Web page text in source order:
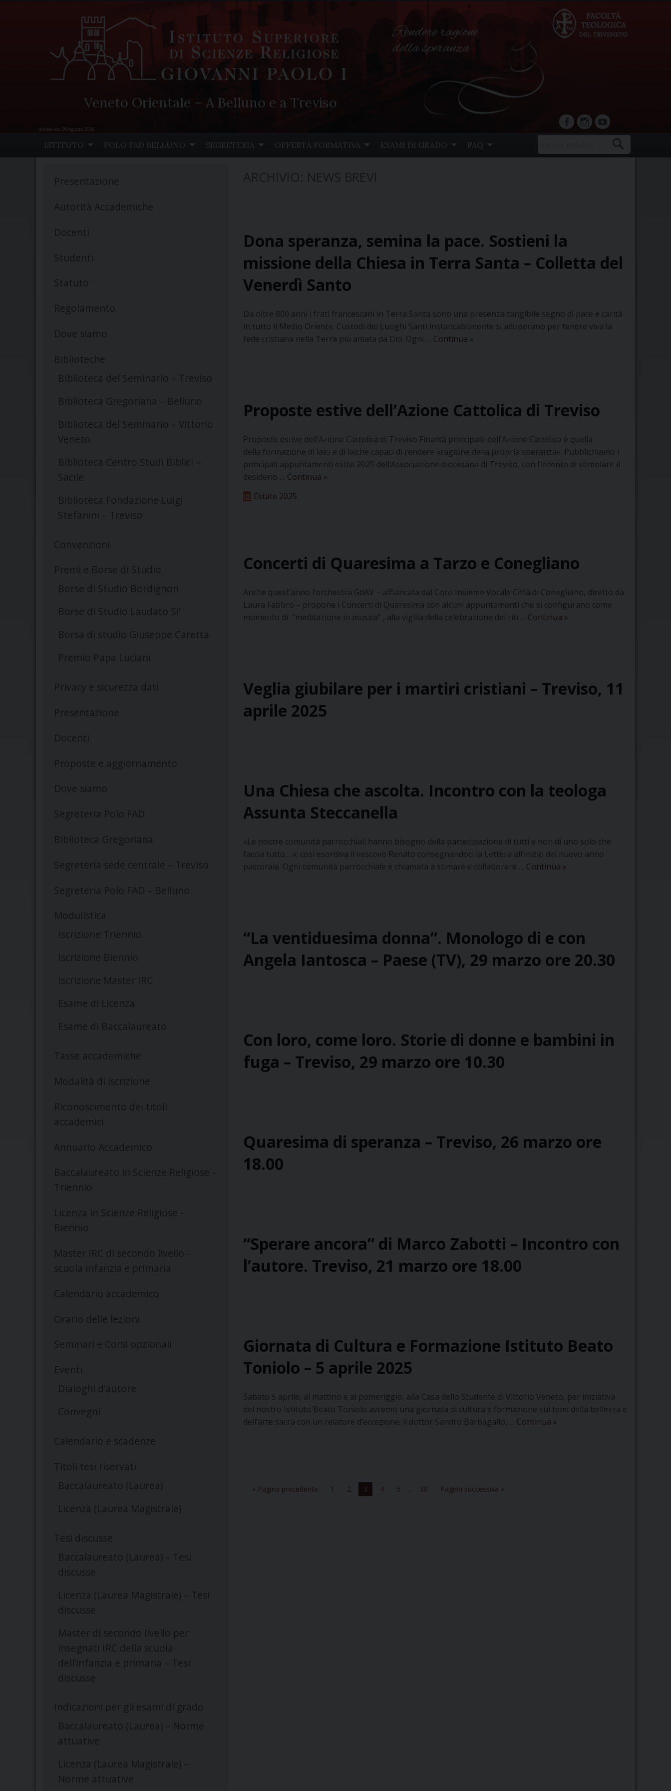
Veneto Orientale – A Belluno e a Treviso
Rendere ragione
della speranza
facebookInstagram
YouTube
domenica, 09 Agosto 2026
ISTITUTO POLO FAD BELLUNO SEGRETERIA OFFERTA FORMATIVA ESAMI DI GRADO FAQ
Dona speranza, semina la pace. Sostieni la
missione della Chiesa in Terra Santa – Colletta del
Venerdì Santo
Da oltre 800 anni i frati francescani in Terra Santa sono una presenza tangibile segno di pace e carità
in tutto il Medio Oriente. Custodi dei Luoghi Santi instancabilmente si adoperano per tenere viva la
fede cristiana nella Terra più amata da Dio. Ogni … Continua Dona
Sostieni
la
della
Chiesa
in
»
Proposte estive dell’Azione Cattolica di Treviso
Proposte estive dell’Azione Cattolica di Treviso Finalità principale dell’Azione Cattolica è quella
della formazione di laici e di laiche capaci di rendere «ragione della propria speranza». Pubblichiamo i
principali appuntamenti estivi 2025 dell’Associazione diocesana di Treviso, con l’intento di stimolare il
desiderio … Continua Proposte
»
Estate 2025
Concerti di Quaresima a Tarzo e Conegliano
Anche quest’anno l’orchestra GdAV – affiancata dal Coro Insieme Vocale Città di Conegliano, diretto da
Laura Fabbro – propone i Concerti di Quaresima con alcuni appuntamenti che si configurano come
momento di “meditazione in musica” , alla vigilia della celebrazione dei riti … Continua Concerti
Conegliano
»
Veglia giubilare per i martiri cristiani – Treviso, 11
aprile 2025
Una Chiesa che ascolta. Incontro con la teologa
Assunta Steccanella
«Le nostre comunità parrocchiali hanno bisogno della partecipazione di tutti e non di uno solo che
faccia tutto… »: così esordiva il vescovo Renato consegnandoci la Lettera all’inizio del nuovo anno
pastorale. Ogni comunità parrocchiale è chiamata a stimare e collaborare … Continua Una
la
teologa
Assunta
»
“La ventiduesima donna”. Monologo di e con
Angela Iantosca – Paese (TV), 29 marzo ore 20.30
Con loro, come loro. Storie di donne e bambini in
fuga – Treviso, 29 marzo ore 10.30
Quaresima di speranza – Treviso, 26 marzo ore
18.00
“Sperare ancora” di Marco Zabotti – Incontro con
l’autore. Treviso, 21 marzo ore 18.00
Giornata di Cultura e Formazione Istituto Beato
Toniolo – 5 aprile 2025
Sabato 5 aprile, al mattino e al pomeriggio, alla Casa dello Studente di Vittorio Veneto, per iniziativa
del nostro Istituto Beato Toniolo avremo una giornata di cultura e formazione sui temi della bellezza e
dell’arte sacra con un relatore d’eccezione: il dottor Sandro Barbagallo, … Continua Giornata
»
« Pagina precedente 1 2 3 4 5 38 Pagina successiva »
Presentazione
Autorità Accademiche
Docenti
Studenti
Statuto
Regolamento
Dove siamo
Biblioteche
Biblioteca del Seminario – Treviso
Biblioteca Gregoriana – Belluno
Biblioteca del Seminario – Vittorio
Veneto
Biblioteca Centro Studi Biblici –
Sacile
Biblioteca Fondazione Luigi
Stefanini – Treviso
Convenzioni
Premi e Borse di Studio
Borse di Studio Bordignon
Borse di Studio Laudato Si’
Borsa di studio Giuseppe Caretta
Premio Papa Luciani
Privacy e sicurezza dati
Presentazione
Docenti
Proposte e aggiornamento
Dove siamo
Segreteria Polo FAD
Biblioteca Gregoriana
Segreteria sede centrale – Treviso
Segreteria Polo FAD – Belluno
Modulistica
Iscrizione Triennio
Iscrizione Biennio
Iscrizione Master IRC
Esame di Licenza
Esame di Baccalaureato
Tasse accademiche
Modalità di iscrizione
Riconoscimento dei titoli
accademici
Annuario Accademico
Baccalaureato in Scienze Religiose –
Triennio
Licenza in Scienze Religiose –
Biennio
Master IRC di secondo livello –
scuola infanzia e primaria
Calendario accademico
Orario delle lezioni
Seminari e Corsi opzionali
Eventi
Dialoghi d’autore
Convegni
Calendario e scadenze
Titoli tesi riservati
Baccalaureato (Laurea)
Licenza (Laurea Magistrale)
Tesi discusse
Baccalaureato (Laurea) – Tesi
discusse
Licenza (Laurea Magistrale) – Tesi
discusse
Master di secondo livello per
insegnati IRC della scuola
dell’infanzia e primaria – Tesi
discusse
Indicazioni per gli esami di grado
Baccalaureato (Laurea) – Norme
attuative
Licenza (Laurea Magistrale) –
Norme attuative